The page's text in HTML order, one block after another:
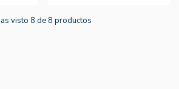
visto 8 de 8 productos